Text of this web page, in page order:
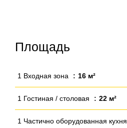
Площадь
1 Входная зона 16 м²
1 Гостиная / столовая 22 м²
1 Частично оборудованная кухня